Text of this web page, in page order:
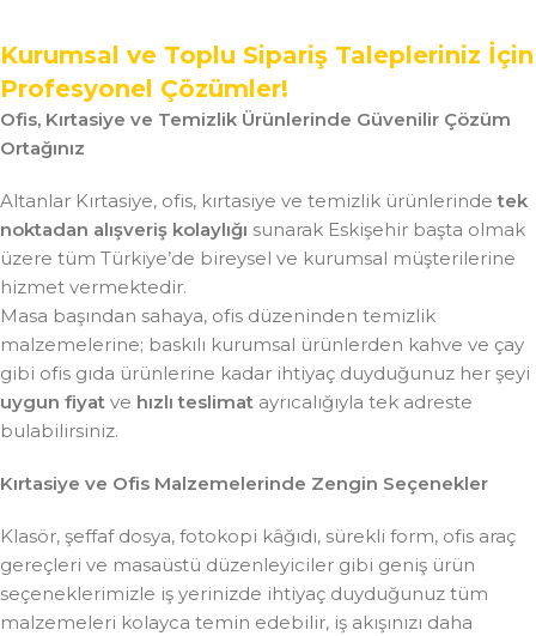
Kurumsal ve Toplu Sipariş Talepleriniz İçin
Profesyonel Çözümler!
Ofis, Kırtasiye ve Temizlik Ürünlerinde Güvenilir Çözüm
Ortağınız
Altanlar Kırtasiye, ofis, kırtasiye ve temizlik ürünlerindetek
noktadan alışveriş kolaylığı sunarak Eskişehir başta olmak
üzere tüm Türkiye’de bireysel ve kurumsal müşterilerine
hizmet vermektedir.
Masa başından sahaya, ofis düzeninden temizlik
malzemelerine; baskılı kurumsal ürünlerden kahve ve çay
gibi ofis gıda ürünlerine kadar ihtiyaç duyduğunuz her şeyi
uygun fiyat ve hızlı teslimat ayrıcalığıyla tek adreste
bulabilirsiniz.
Kırtasiye ve Ofis Malzemelerinde Zengin Seçenekler
Klasör, şeffaf dosya, fotokopi kâğıdı, sürekli form, ofis araç
gereçleri ve masaüstü düzenleyiciler gibi geniş ürün
seçeneklerimizle iş yerinizde ihtiyaç duyduğunuz tüm
malzemeleri kolayca temin edebilir, iş akışınızı daha